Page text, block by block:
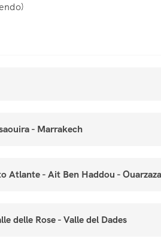
- Marrakech
Atlante - Ait Ben Haddou -
delle Rose - Valle del Dades